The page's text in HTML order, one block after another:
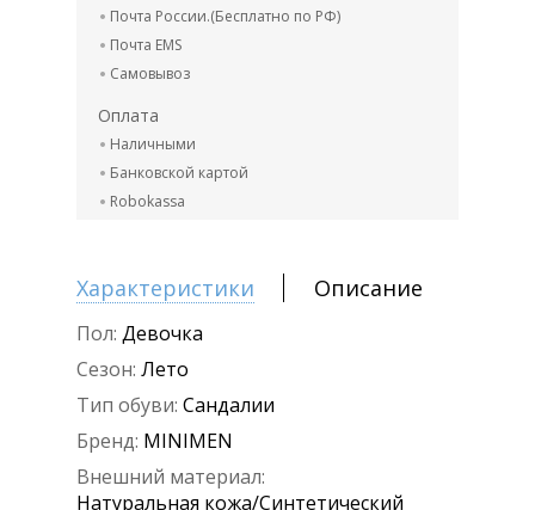
Почта России.(Бесплатно по РФ)
Почта EMS
Самовывоз
Оплата
Наличными
Банковской картой
Robokassa
Характеристики Описание
Пол: Девочка
Сезон: Лето
Тип обуви: Сандалии
Бренд: MINIMEN
Внешний материал:
Натуральная кожа/Синтетический